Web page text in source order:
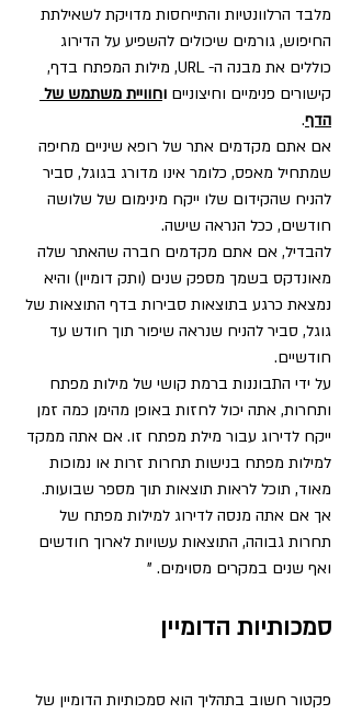
מלבד הרלוונטיות והתייחסות מדויקת לשאילתת
החיפוש, גורמים שיכולים להשפיע על הדירוג
כוללים את מבנה ה- URL, מילות המפתח בדף,
קישורים פנימיים וחיצוניים וחוויית משתמש של
הדף.
אם אתם מקדמים אתר של רופא שיניים מחיפה
שמתחיל מאפס, כלומר אינו מדורג בגוגל, סביר
להניח שהקידום שלו ייקח מינימום של שלושה
חודשים, ככל הנראה שישה.
להבדיל, אם אתם מקדמים חברה שהאתר שלה
מאונדקס בשמך מספק שנים (ותק דומיין) והיא
נמצאת כרגע בתוצאות סבירות בדף התוצאות של
גוגל, סביר להניח שנראה שיפור תוך חודש עד
חודשיים.
על ידי התבוננות ברמת קושי של מילות מפתח
ותחרות, אתה יכול לחזות באופן מהימן כמה זמן
ייקח לדירוג עבור מילת מפתח זו. אם אתה ממקד
למילות מפתח בנישות תחרות זרות או נמוכות
מאוד, תוכל לראות תוצאות תוך מספר שבועות.
אך אם אתה מנסה לדירוג למילות מפתח של
תחרות גבוהה, התוצאות עשויות לארוך חודשים
ואף שנים במקרים מסוימים. "
סמכותיות הדומיין
פקטור חשוב בתהליך הוא סמכותיות הדומיין של